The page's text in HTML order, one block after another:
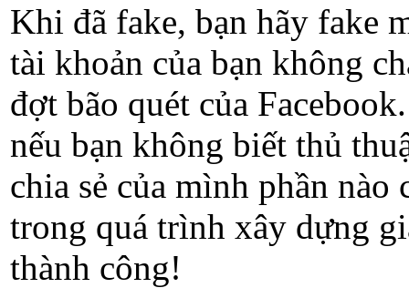
Khi đã fake, bạn hãy fake
tài khoản của bạn không
đợt bão quét của
nếu bạn không biết thủ
chia sẻ của mình phần
trong quá trình xây dựng
thành công!